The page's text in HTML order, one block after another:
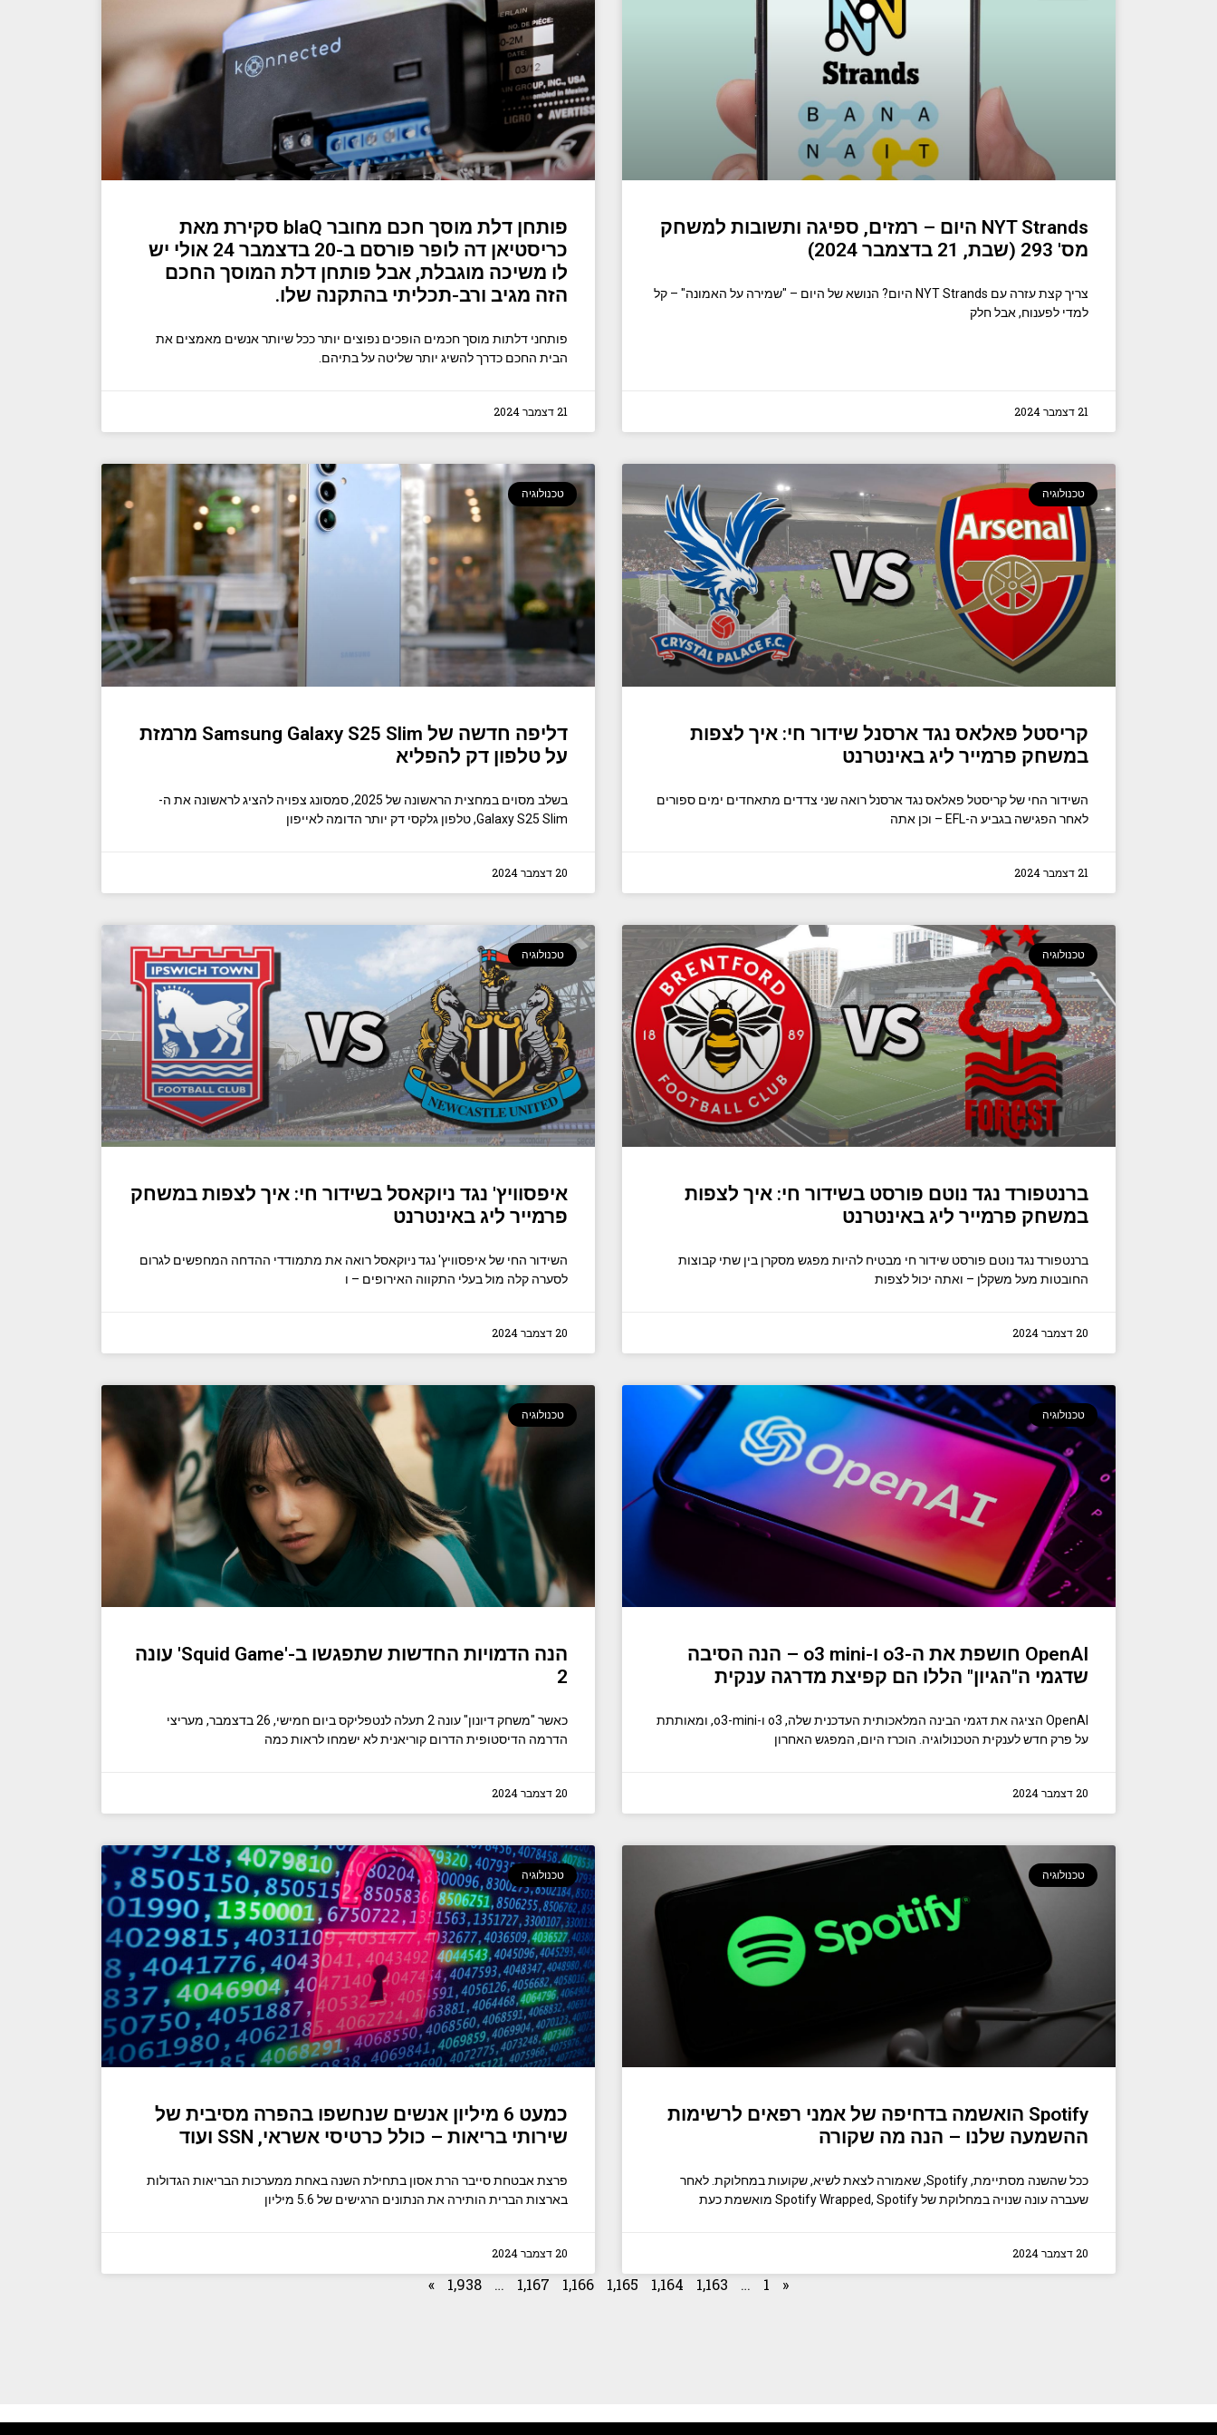
NYT Strands היום – רמזים, ספיגה ותשובות למשחק
מס' 293 (שבת, 21 בדצמבר 2024)
צריך קצת עזרה עם NYT Strands היום? הנושא של היום – "שמירה על האמונה" – קל
למדי לפענוח, אבל חלק
21 דצמבר 2024
פותחן דלת מוסך חכם מחובר blaQ סקירת מאת
כריסטיאן דה לופר פורסם ב-20 בדצמבר 24 אולי יש
לו משיכה מוגבלת, אבל פותחן דלת המוסך החכם
הזה מגיב ורב-תכליתי בהתקנה שלו.
פותחני דלתות מוסך חכמים הופכים נפוצים יותר ככל שיותר אנשים מאמצים את
הבית החכם כדרך להשיג יותר שליטה על בתיהם.
21 דצמבר 2024
טכנולוגיה
קריסטל פאלאס נגד ארסנל שידור חי: איך לצפות
במשחק פרמייר ליג באינטרנט
השידור החי של קריסטל פאלאס נגד ארסנל רואה שני צדדים מתאחדים ימים ספורים
לאחר הפגישה בגביע ה-EFL – וכן אתה
21 דצמבר 2024
טכנולוגיה
דליפה חדשה של Samsung Galaxy S25 Slim מרמזת
על טלפון דק להפליא
בשלב מסוים במחצית הראשונה של 2025, סמסונג צפויה להציג לראשונה את ה-
Galaxy S25 Slim, טלפון גלקסי דק יותר הדומה לאייפון
20 דצמבר 2024
טכנולוגיה
ברנטפורד נגד נוטם פורסט בשידור חי: איך לצפות
במשחק פרמייר ליג באינטרנט
ברנטפורד נגד נוטם פורסט שידור חי מבטיח להיות מפגש מסקרן בין שתי קבוצות
החובטות מעל משקלן – ואתה יכול לצפות
20 דצמבר 2024
טכנולוגיה
איפסוויץ' נגד ניוקאסל בשידור חי: איך לצפות במשחק
פרמייר ליג באינטרנט
השידור החי של איפסוויץ' נגד ניוקאסל רואה את מתמודדי ההדחה המחפשים לגרום
לסערה קלה מול בעלי התקווה האירופים – ו
20 דצמבר 2024
טכנולוגיה
OpenAI חושפת את ה-o3 ו-o3 mini – הנה הסיבה
שדגמי ה"הגיון" הללו הם קפיצת מדרגה ענקית
OpenAI הציגה את דגמי הבינה המלאכותית העדכנית שלה, o3 ו-o3-mini, ומאותתת
על פרק חדש לענקית הטכנולוגיה. הוכרז היום, המפגש האחרון
20 דצמבר 2024
טכנולוגיה
הנה הדמויות החדשות שתפגשו ב-'Squid Game' עונה
2
כאשר "משחק דיונון" עונה 2 תעלה לנטפליקס ביום חמישי, 26 בדצמבר, מעריצי
הדרמה הדיסטופית הדרום קוריאנית לא ישמחו לראות כמה
20 דצמבר 2024
טכנולוגיה
Spotify הואשמה בדחיפה של אמני רפאים לרשימות
ההשמעה שלנו – הנה מה שקורה
ככל שהשנה מסתיימת, Spotify, שאמורה לצאת לשיא, שקועות במחלוקת. לאחר
שעברה עונה שנויה במחלוקת של Spotify Wrapped, Spotify מואשמת כעת
20 דצמבר 2024
טכנולוגיה
כמעט 6 מיליון אנשים שנחשפו בהפרה מסיבית של
שירותי בריאות – כולל כרטיסי אשראי, SSN ועוד
פרצת אבטחת סייבר הרת אסון בתחילת השנה באחת ממערכות הבריאות הגדולות
בארצות הברית הותירה את הנתונים הרגישים של 5.6 מיליון
20 דצמבר 2024
«
1
…
1,163
1,164
1,165
1,166
1,167
…
1,938
»